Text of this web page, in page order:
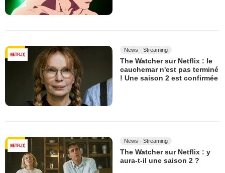
News - Streaming
The Watcher sur Netflix : le
cauchemar n'est pas terminé
! Une saison 2 est confirmée
News - Streaming
The Watcher sur Netflix : y
aura-t-il une saison 2 ?